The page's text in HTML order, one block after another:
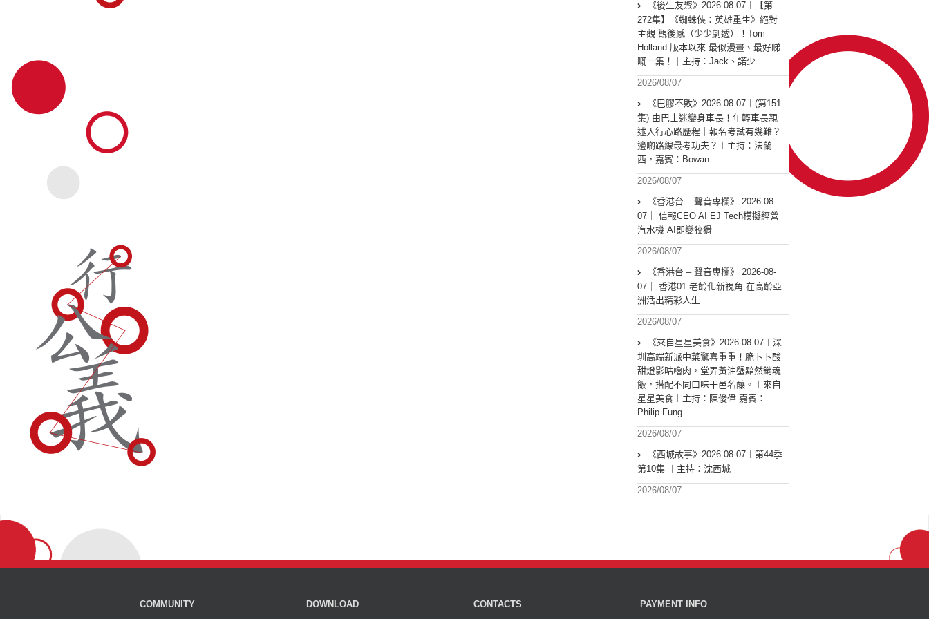
《後生友聚》2026-08-07︱【第
272集】《蜘蛛俠：英雄重生》絕對
主觀 觀後感（少少劇透）！Tom
Holland 版本以來 最似漫畫、最好睇
嘅一集！｜主持：Jack、諾少
2026/08/07
《巴膠不敗》2026-08-07︱(第151
集) 由巴士迷變身車長！年輕車長親
述入行心路歷程｜報名考試有幾難？
邊啲路線最考功夫？︱主持：法蘭
西，嘉賓︰Bowan
2026/08/07
《香港台 – 聲音專欄》 2026-08-
07｜ 信報CEO AI EJ Tech模擬經營
汽水機 AI即變狡猾
2026/08/07
《香港台 – 聲音專欄》 2026-08-
07｜ 香港01 老齡化新視角 在高齡亞
洲活出精彩人生
2026/08/07
《來自星星美食》2026-08-07︱深
圳高端新派中菜驚喜重重！脆卜卜酸
甜燈影咕嚕肉，堂弄黃油蟹黯然銷魂
飯，搭配不同口味干邑名釀。︱來自
星星美食︱主持：陳俊偉 嘉賓：
Philip Fung
2026/08/07
《西城故事》2026-08-07︱第44季
第10集 ︱主持：沈西城
2026/08/07
COMMUNITY DOWNLOAD CONTACTS PAYMENT INFO